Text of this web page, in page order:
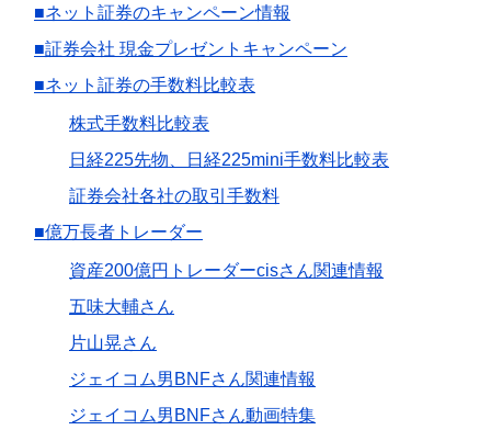
■ネット証券のキャンペーン情報
■証券会社 現金プレゼントキャンペーン
■ネット証券の手数料比較表
株式手数料比較表
日経225先物、日経225mini手数料比較表
証券会社各社の取引手数料
■億万長者トレーダー
資産200億円トレーダーcisさん関連情報
五味大輔さん
片山晃さん
ジェイコム男BNFさん関連情報
ジェイコム男BNFさん動画特集